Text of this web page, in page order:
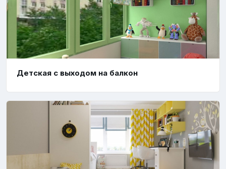
Детская с выходом на балкон